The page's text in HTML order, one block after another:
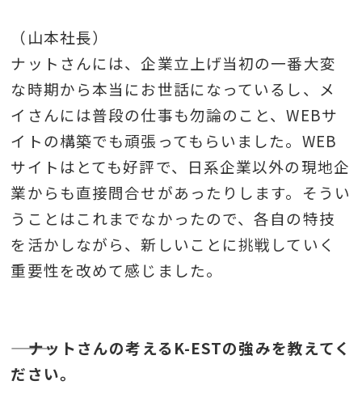
（山本社長）
ナットさんには、企業立上げ当初の一番大変
な時期から本当にお世話になっているし、メ
イさんには普段の仕事も勿論のこと、WEBサ
イトの構築でも頑張ってもらいました。WEB
サイトはとても好評で、日系企業以外の現地企
業からも直接問合せがあったりします。そうい
うことはこれまでなかったので、各自の特技
を活かしながら、新しいことに挑戦していく
重要性を改めて感じました。
――― ナットさんの考えるK-ESTの強みを教えてく
ださい。